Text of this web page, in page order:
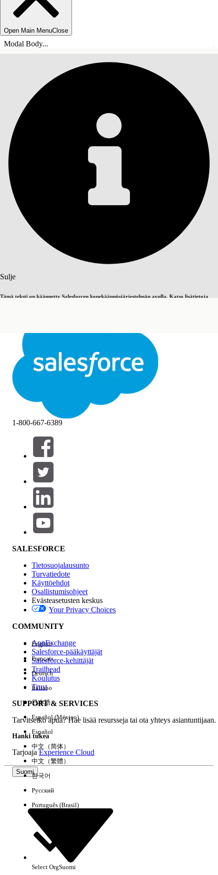
Open Main MenuClose
Modal Body...
Sulje
Tämä teksti on käännetty Salesforcen konekäännösjärjestelmän avulla. Katso lisätietoja
Sulje
SISÄLLYSLUETTELO
Suodattimet (0)
VALITSE SUODATTIMET
Tuotealue
Ominaisuuden vaikutus
Edition
Kokemus
Tyhjennä kaikki Valmis
1-800-667-6389
SALESFORCE
Tietosuojalausunto
Turvatiedote
Käyttöehdot
Osallistumisohjeet
Evästeasetusten keskus
Your Privacy Choices
COMMUNITY
AppExchange
Salesforce-pääkäyttäjät
Salesforce-kehittäjät
Trailhead
Koulutus
Trust
SUPPORT & SERVICES
Tarvitsetko apua? Hae lisää resursseja tai ota yhteys asiantuntijaan.
Hanki tukea
TarjoajaExperience Cloud
Suomi
English
Français
Deutsch
Italiano
日本語
Español (México)
Español
中文（简体）
中文（繁體）
한국어
Русский
Português (Brasil)
Select OrgSuomi